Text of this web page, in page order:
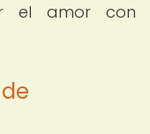
el amor con